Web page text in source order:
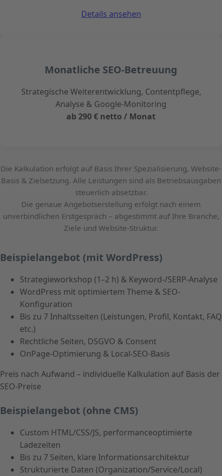
Details ansehen
Monatliche SEO-Betreuung
Strategische Weiterentwicklung, Contentpflege,
Analyse & Google-Monitoring
ab 290 € netto / Monat
Die Kalkulation erfolgt auf Basis Ihrer Spezialisierung, Website-
Basis & Zielsetzung. Alle Leistungen sind als Betriebsausgaben
steuerlich absetzbar.
Die genaue Angebotserstellung erfolgt nach einem
unverbindlichen Erstgespräch – abgestimmt auf Ihre Branche,
Ziele und Website-Struktur.
Beispielangebot (mit WordPress)
Strategieworkshop (1–2 h) & Keyword-/SERP-Analyse
WordPress mit optimiertem Theme & SEO-
Konfiguration
Bis zu 7 Inhaltsseiten (Leistungen, Profil, Kontakt, FAQ
etc.)
Rechtliche Seiten, DSGVO & Consent
OnPage-Optimierung & Local-SEO-Basis
Preis nach Aufwand – individuelle Kalkulation auf Basis der
SEO-Preise
Beispielangebot (ohne CMS)
Custom HTML/CSS/JS, performanceoptimierte
Ladezeiten
Bis zu 7 Seiten, klare Informationsarchitektur
Strukturierte Daten (Organization/Service/Local)